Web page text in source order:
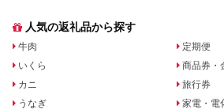
人気の返礼品から探す
牛肉
いくら
カニ
うなぎ
定期便
商品券・
旅行券
家電・電